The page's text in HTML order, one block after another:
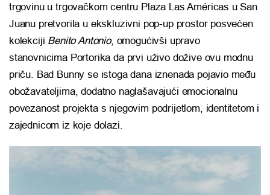
trgovinu u trgovačkom centru Plaza Las Américas u San
Juanu pretvorila u ekskluzivni pop-up prostor posvećen
kolekciji Benito Antonio, omogućivši upravo
stanovnicima Portorika da prvi uživo dožive ovu modnu
priču. Bad Bunny se istoga dana iznenada pojavio među
obožavateljima, dodatno naglašavajući emocionalnu
povezanost projekta s njegovim podrijetlom, identitetom i
zajednicom iz koje dolazi.